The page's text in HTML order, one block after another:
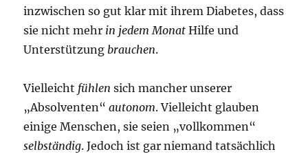
inzwischen so gut klar mit ihrem Diabetes, dass
sie nicht mehr in jedem Monat Hilfe und
Unterstützung brauchen.
Vielleicht fühlen sich mancher unserer
„Absolventen“autonom. Vielleicht glauben
einige Menschen, sie seien „vollkommen“
selbständig. Jedoch ist gar niemand tatsächlich